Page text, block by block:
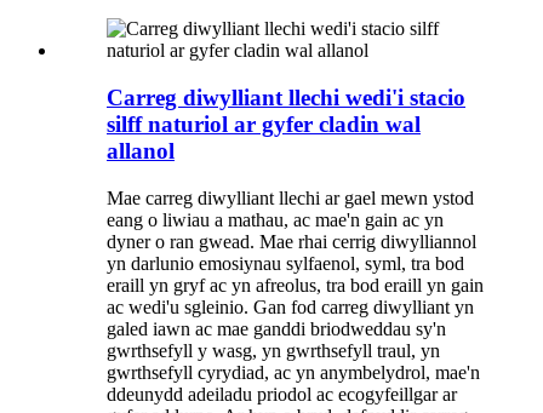
Carreg diwylliant llechi wedi'i stacio
silff naturiol ar gyfer cladin wal
allanol
Mae carreg diwylliant llechi ar gael mewn ystod
eang o liwiau a mathau, ac mae'n gain ac yn
dyner o ran gwead. Mae rhai cerrig diwylliannol
yn darlunio emosiynau sylfaenol, syml, tra bod
eraill yn gryf ac yn afreolus, tra bod eraill yn gain
ac wedi'u sgleinio. Gan fod carreg diwylliant yn
galed iawn ac mae ganddi briodweddau sy'n
gwrthsefyll y wasg, yn gwrthsefyll traul, yn
gwrthsefyll cyrydiad, ac yn anymbelydrol, mae'n
ddeunydd adeiladu priodol ac ecogyfeillgar ar